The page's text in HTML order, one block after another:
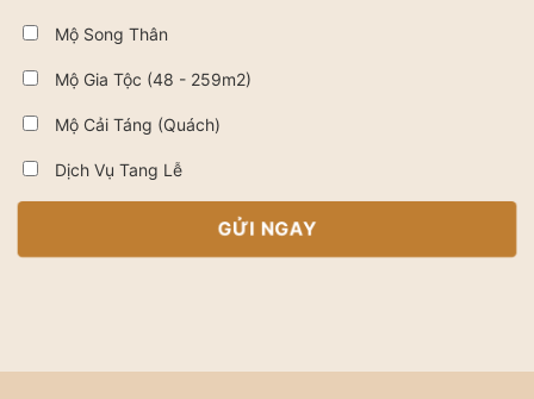
Mộ Song Thân
Mộ Gia Tộc (48 - 259m2)
Mộ Cải Táng (Quách)
Dịch Vụ Tang Lễ